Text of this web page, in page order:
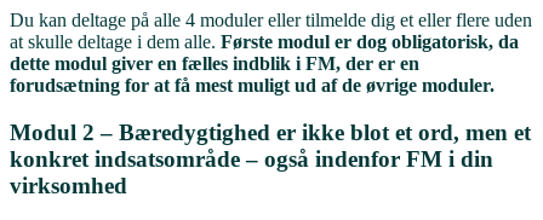
Du kan deltage på alle 4 moduler eller tilmelde dig et eller flere uden
at skulle deltage i dem alle. Første modul er dog obligatorisk, da
dette modul giver en fælles indblik i FM, der er en
forudsætning for at få mest muligt ud af de øvrige moduler.
Modul 2 – Bæredygtighed er ikke blot et ord, men et
konkret indsatsområde – også indenfor FM i din
virksomhed